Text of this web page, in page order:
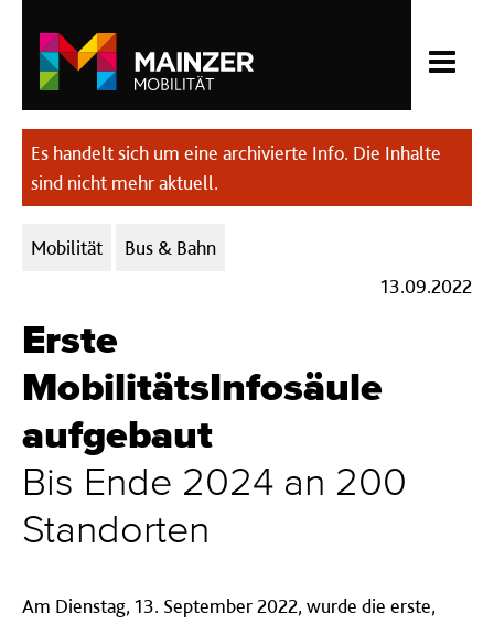
Es handelt sich um eine archivierte Info. Die Inhalte
sind nicht mehr aktuell.
Kategorien:
Mobilität
Bus & Bahn
13.09.2022
Erste
MobilitätsInfosäule
aufgebaut
Bis Ende 2024 an 200
Standorten
Am Dienstag, 13. September 2022, wurde die erste,